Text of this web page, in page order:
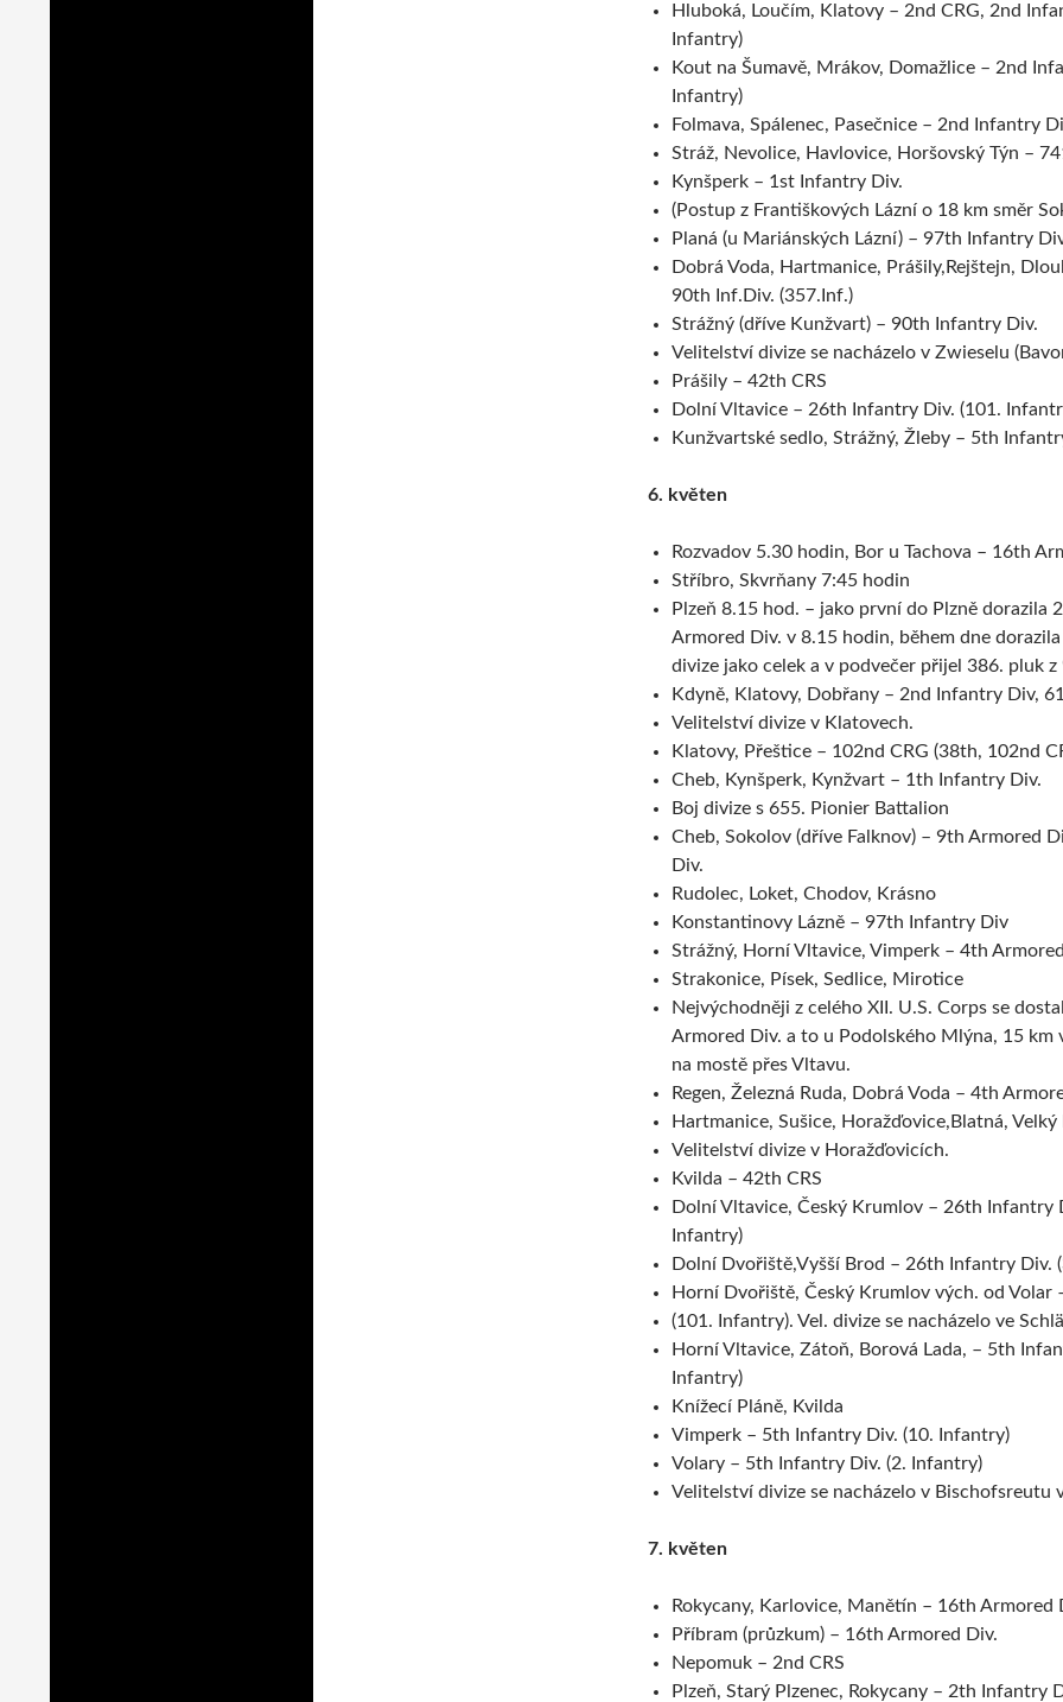
Hluboká, Loučím, Klatovy – 2nd CRG, 2nd
Infantry)
Kout na Šumavě, Mrákov, Domažlice – 2nd
Infantry)
Folmava, Spálenec, Pasečnice – 2nd Infantry
Stráž, Nevolice, Havlovice, Horšovský Týn –
Kynšperk – 1st Infantry Div.
(Postup z Františkových Lázní o 18 km směr
Planá (u Mariánských Lázní) – 97th Infantry
Dobrá Voda, Hartmanice, Prášily,Rejštejn,
90th Inf.Div. (357.Inf.)
Strážný (dříve Kunžvart) – 90th Infantry Div.
Velitelství divize se nacházelo v Zwieselu
Prášily – 42th CRS
Dolní Vltavice – 26th Infantry Div. (101.
Kunžvartské sedlo, Strážný, Žleby – 5th
6. květen
Rozvadov 5.30 hodin, Bor u Tachova – 16th
Stříbro, Skvrňany 7:45 hodin
Plzeň 8.15 hod. – jako první do Plzně dorazila
Armored Div. v 8.15 hodin, během dne
divize jako celek a v podvečer přijel 386. pluk
Kdyně, Klatovy, Dobřany – 2nd Infantry Div,
Velitelství divize v Klatovech.
Klatovy, Přeštice – 102nd CRG (38th, 102nd
Cheb, Kynšperk, Kynžvart – 1th Infantry Div.
Boj divize s 655. Pionier Battalion
Cheb, Sokolov (dříve Falknov) – 9th Armored
Div.
Rudolec, Loket, Chodov, Krásno
Konstantinovy Lázně – 97th Infantry Div
Strážný, Horní Vltavice, Vimperk – 4th
Strakonice, Písek, Sedlice, Mirotice
Nejvýchodněji z celého XII. U.S. Corps se
Armored Div. a to u Podolského Mlýna, 15 km
na mostě přes Vltavu.
Regen, Železná Ruda, Dobrá Voda – 4th
Hartmanice, Sušice, Horažďovice,Blatná, Velký
Velitelství divize v Horažďovicích.
Kvilda – 42th CRS
Dolní Vltavice, Český Krumlov – 26th Infantry
Infantry)
Dolní Dvořiště,Vyšší Brod – 26th Infantry Div.
Horní Dvořiště, Český Krumlov vých. od Volar
(101. Infantry). Vel. divize se nacházelo ve
Horní Vltavice, Zátoň, Borová Lada, – 5th
Infantry)
Knížecí Pláně, Kvilda
Vimperk – 5th Infantry Div. (10. Infantry)
Volary – 5th Infantry Div. (2. Infantry)
Velitelství divize se nacházelo v Bischofsreutu
7. květen
Rokycany, Karlovice, Manětín – 16th Armored
Příbram (průzkum) – 16th Armored Div.
Nepomuk – 2nd CRS
Plzeň, Starý Plzenec, Rokycany – 2th Infantry